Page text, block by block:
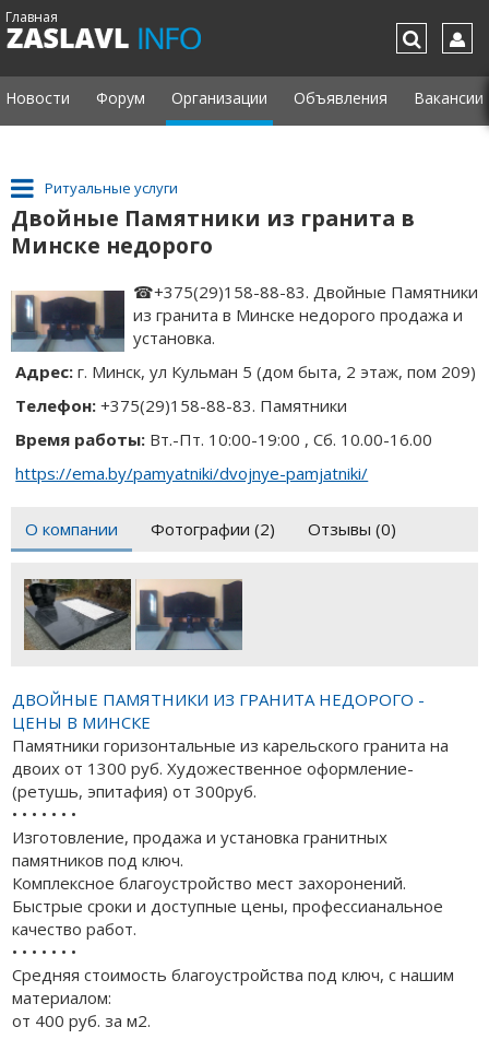
Главная
Новости Форум Организации Объявления Вакансии
Ритуальные услуги
Двойные Памятники из гранита в
Минске недорого
☎+375(29)158-88-83. Двойные Памятники
из гранита в Минске недорого продажа и
установка.
Адрес: г. Минск, ул Кульман 5 (дом быта, 2 этаж, пом 209)
Телефон: +375(29)158-88-83. Памятники
Время работы: Вт.-Пт. 10:00-19:00 , Сб. 10.00-16.00
https://ema.by/pamyatniki/dvojnye-pamjatniki/
О компании Фотографии (2) Отзывы (0)
ДВОЙНЫЕ ПАМЯТНИКИ ИЗ ГРАНИТА НЕДОРОГО -
ЦЕНЫ В МИНСКЕ
Памятники горизонтальные из карельского гранита на
двоих от 1300 руб. Художественное оформление-
(ретушь, эпитафия) от 300руб.
• • • • • • •
Изготовление, продажа и установка гранитных
памятников под ключ.
Комплексное благоустройство мест захоронений.
Быстрые сроки и доступные цены, профессианальное
качество работ.
• • • • • • •
Средняя стоимость благоустройства под ключ, с нашим
материалом:
от 400 руб. за м2.